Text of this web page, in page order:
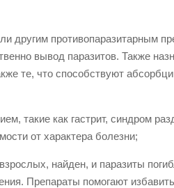
другим противопаразитарным
вывод паразитов. Также
те, что способствуют
такие как гастрит, синдром
от характера болезни;
найден, и паразиты
Препараты помогают